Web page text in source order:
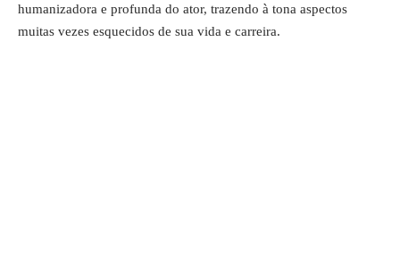
humanizadora e profunda do ator, trazendo à tona aspectos
muitas vezes esquecidos de sua vida e carreira.